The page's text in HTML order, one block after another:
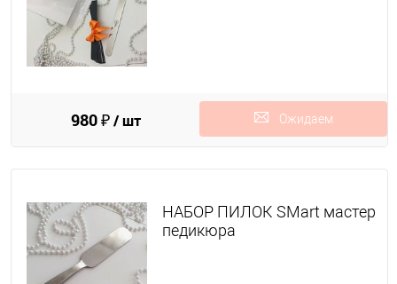
980 ₽/ шт Ожидаем
НАБОР ПИЛОК SMart мастер
педикюра